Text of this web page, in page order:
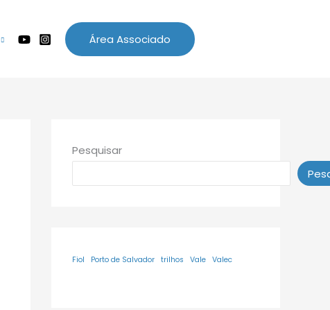
Área Associado
Pesquisar
Fiol Porto de Salvador trilhos Vale Valec